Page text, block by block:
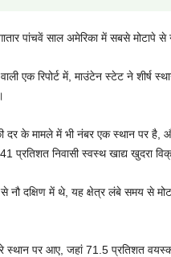
पांचवें साल अमेरिका में सबसे मोटापे से
एक रिपोर्ट में, माउंटेन स्टेट ने शीर्ष
दर के मामले में भी नंबर एक स्थान पर है,
निवासी स्वस्थ खाद्य खुदरा
नौ दक्षिण में थे, यह क्षेत्र लंबे समय से
स्थान पर आए, जहां 71.5 प्रतिशत वयस्क